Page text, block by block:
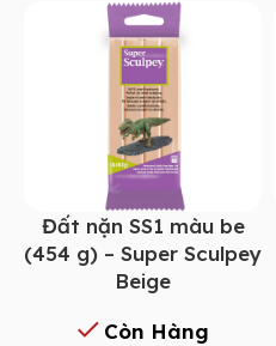
Đất nặn SS1 màu be
(454 g) – Super Sculpey
Beige
Còn Hàng